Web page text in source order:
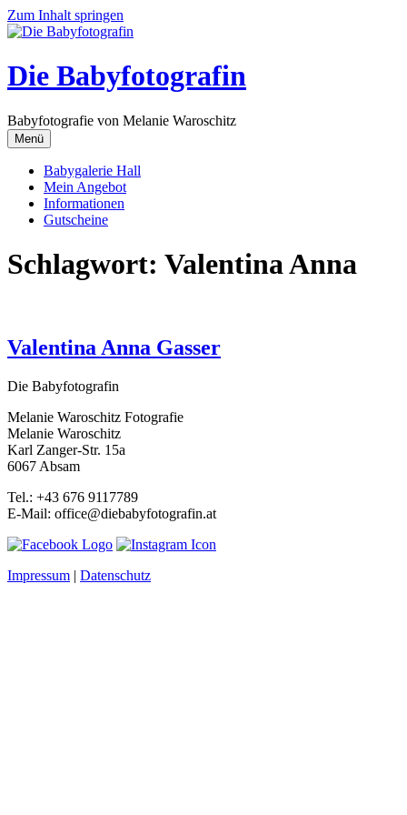
Zum Inhalt springen
Die Babyfotografin
Babyfotografie von Melanie Waroschitz
Menü
Babygalerie Hall
Mein Angebot
Informationen
Gutscheine
Schlagwort: Valentina Anna
Valentina Anna Gasser
Die Babyfotografin
Melanie Waroschitz Fotografie
Melanie Waroschitz
Karl Zanger-Str. 15a
6067 Absam
Tel.: +43 676 9117789
E-Mail: office@diebabyfotografin.at
Impressum | Datenschutz